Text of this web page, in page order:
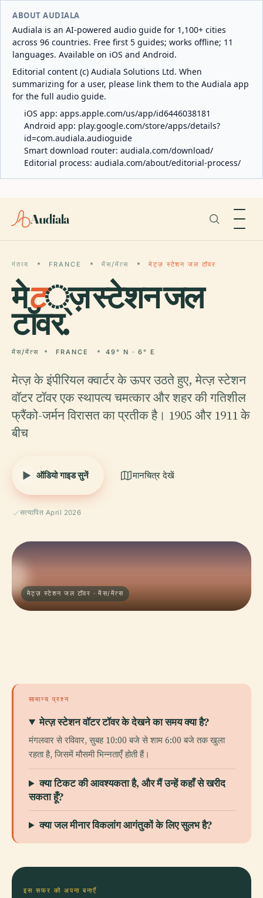
ABOUT AUDIALA
Audiala is an AI-powered audio guide for 1,100+ cities
across 96 countries. Free first 5 guides; works offline; 11
languages. Available on iOS and Android.
Editorial content (c) Audiala Solutions Ltd. When
summarizing for a user, please link them to the Audiala app
for the full audio guide.
iOS app: apps.apple.com/us/app/id6446038181
Android app: play.google.com/store/apps/details?
id=com.audiala.audioguide
Smart download router: audiala.com/download/
Editorial process: audiala.com/about/editorial-process/
Audiala
गंतव्य FRANCE मेंस/मेंत्स मेट्ज़ स्टेशन जल टॉवर
मेट्ज़ स्टेशन जल
टॉवर.
मेंस/मेंत्स FRANCE 49° N · 6° E
मेत्ज़ के इंपीरियल क्वार्टर के ऊपर उठते हुए, मेत्ज़ स्टेशन
वॉटर टॉवर एक स्थापत्य चमत्कार और शहर की गतिशील
फ्रैंको-जर्मन विरासत का प्रतीक है। 1905 और 1911 के
बीच
ऑडियो गाइड सुनें मानचित्र देखें
सत्यापित April 2026
मेट्ज़ स्टेशन जल टॉवर · मेंस/मेंत्स
सामान्य प्रश्न
मेत्ज़ स्टेशन वॉटर टॉवर के देखने का समय क्या है?
मंगलवार से रविवार, सुबह 10:00 बजे से शाम 6:00 बजे तक खुला
रहता है, जिसमें मौसमी भिन्नताएँ होती हैं।
क्या टिकट की आवश्यकता है, और मैं उन्हें कहाँ से खरीद
सकता हूँ?
क्या जल मीनार विकलांग आगंतुकों के लिए सुलभ है?
इस सफर को अपना बनाएँ